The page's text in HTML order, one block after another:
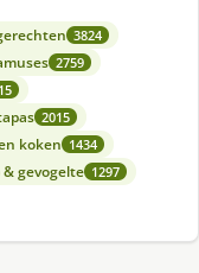
3824
2759
2015
koken 1434
& gevogelte 1297